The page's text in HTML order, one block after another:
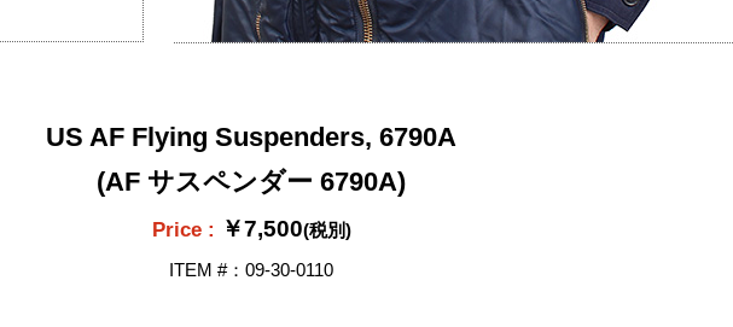
US AF Flying Suspenders, 6790A
(AF サスペンダー 6790A)
Price : ￥7,500(税別)
ITEM #：09-30-0110